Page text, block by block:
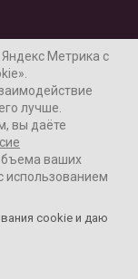
Метрика с
лучше.
вы даёте
ваших
использованием
cookie и даю